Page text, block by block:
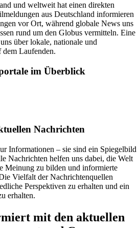
und weltweit hat einen direkten
aus Deutschland informieren
vor Ort, während globale News uns
rund um den Globus vermitteln. Eine
über lokale, nationale und
dem Laufenden.
im Überblick
Nachrichten
Informationen – sie sind ein Spiegelbild
Nachrichten helfen uns dabei, die Welt
Meinung zu bilden und informierte
Vielfalt der Nachrichtenquellen
Perspektiven zu erhalten und ein
erhalten.
mit den aktuellen